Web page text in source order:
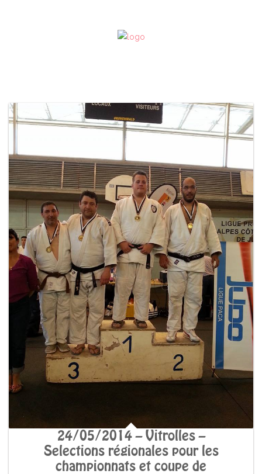
24/05/2014 – Vitrolles –
Selections régionales pour les
championnats et coupe de